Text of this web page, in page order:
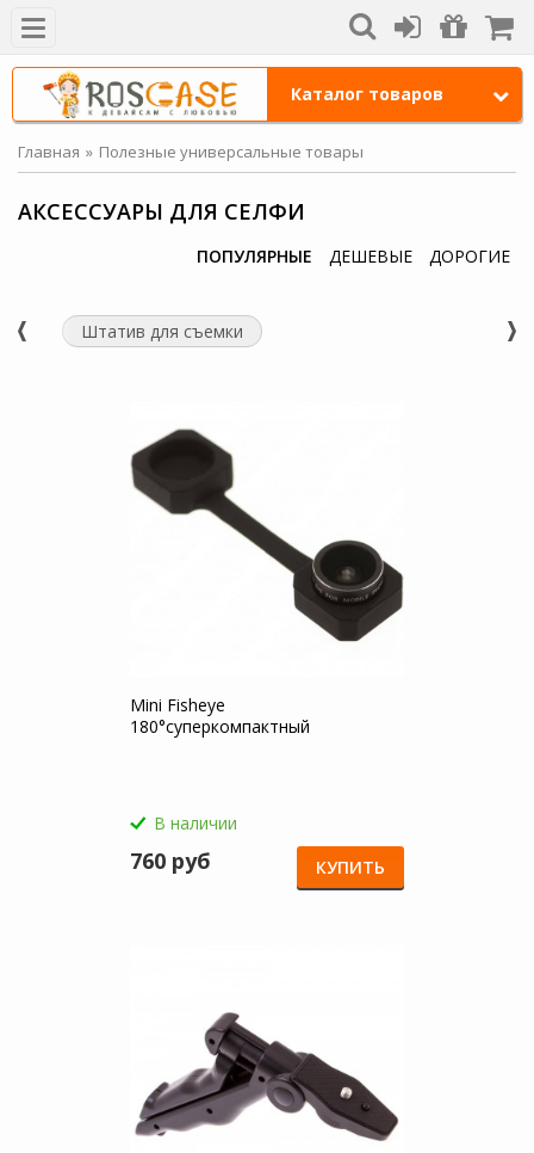
Каталог товаров
Главная Полезные универсальные товары
АКСЕССУАРЫ ДЛЯ СЕЛФИ
ПОПУЛЯРНЫЕ ДЕШЕВЫЕ ДОРОГИЕ
Штатив для съемки
Mini Fisheye
180°суперкомпактный
В наличии
760 руб КУПИТЬ